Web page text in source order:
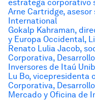
estratega corporativo
Arne Cartridge, asesor
International
Gokalp Kahraman,
y Europa Occidental,
Renato Lulia Jacob,
Corporativa,
Inversores de Itaú
Lu Bo, vicepresidenta
Corporativa,
Mercado y Oficina de